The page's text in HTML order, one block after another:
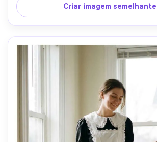
f/2, enquadramento do corpo de três
composto, textura da pele
naturais, roupa drapada naturalmente
4:5
Criar imagem